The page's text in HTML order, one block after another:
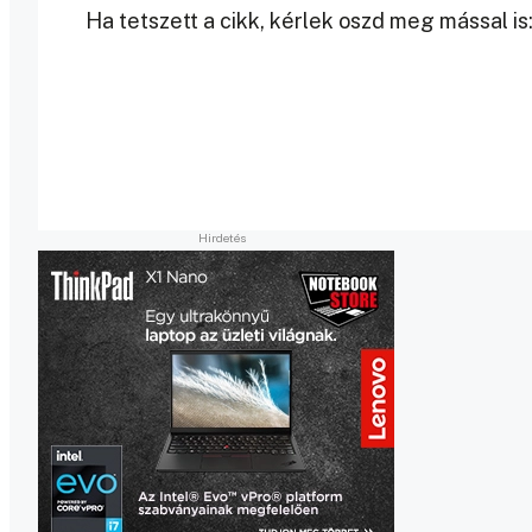
Ha tetszett a cikk, kérlek oszd meg mással is: